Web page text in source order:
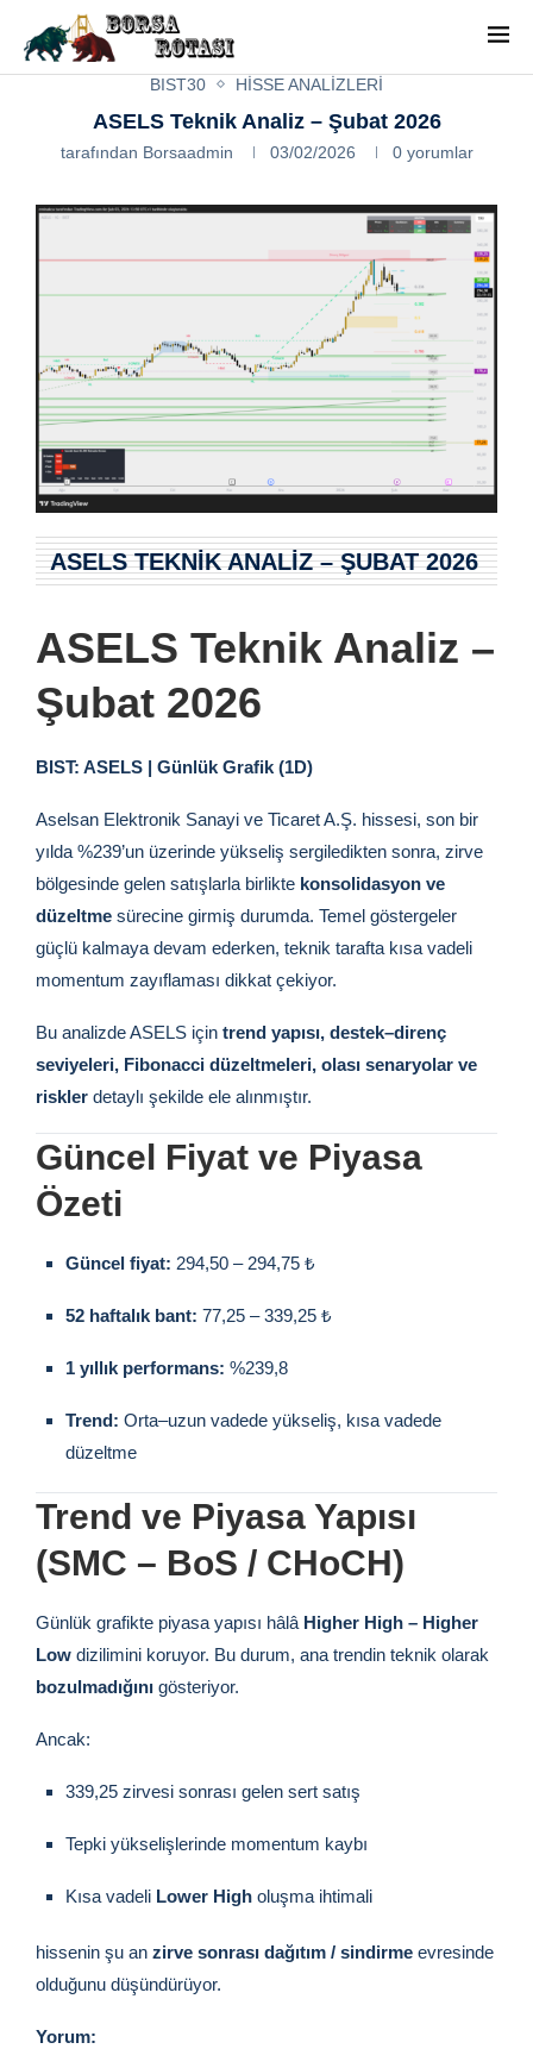
BIST30 HISSE ANALIZLERI
ASELS Teknik Analiz – Şubat 2026
tarafından Borsaadmin 03/02/2026 0 yorumlar
ASELS TEKNIK ANALIZ – ŞUBAT 2026
ASELS Teknik Analiz –
Şubat 2026
BIST: ASELS | Günlük Grafik (1D)
Aselsan Elektronik Sanayi ve Ticaret A.Ş. hissesi, son bir
yılda %239’un üzerinde yükseliş sergiledikten sonra, zirve
bölgesinde gelen satışlarla birlikte konsolidasyon ve
düzeltme sürecine girmiş durumda. Temel göstergeler
güçlü kalmaya devam ederken, teknik tarafta kısa vadeli
momentum zayıflaması dikkat çekiyor.
Bu analizde ASELS için trend yapısı, destek–direnç
seviyeleri, Fibonacci düzeltmeleri, olası senaryolar ve
riskler detaylı şekilde ele alınmıştır.
Güncel Fiyat ve Piyasa
Özeti
Güncel fiyat: 294,50 – 294,75 ₺
52 haftalık bant: 77,25 – 339,25 ₺
1 yıllık performans: %239,8
Trend: Orta–uzun vadede yükseliş, kısa vadede
düzeltme
Trend ve Piyasa Yapısı
(SMC – BoS / CHoCH)
Günlük grafikte piyasa yapısı hâlâ Higher High – Higher
Low dizilimini koruyor. Bu durum, ana trendin teknik olarak
bozulmadığını gösteriyor.
Ancak:
339,25 zirvesi sonrası gelen sert satış
Tepki yükselişlerinde momentum kaybı
Kısa vadeli Lower High oluşma ihtimali
hissenin şu an zirve sonrası dağıtım / sindirme evresinde
olduğunu düşündürüyor.
Yorum: